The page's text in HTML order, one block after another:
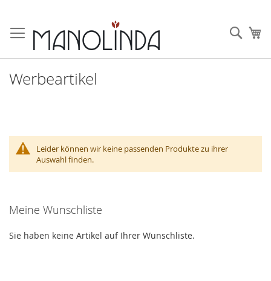
Inhalt
springen
Werbeartikel
Leider können wir keine passenden Produkte zu ihrer
Auswahl finden.
Meine Wunschliste
Sie haben keine Artikel auf Ihrer Wunschliste.